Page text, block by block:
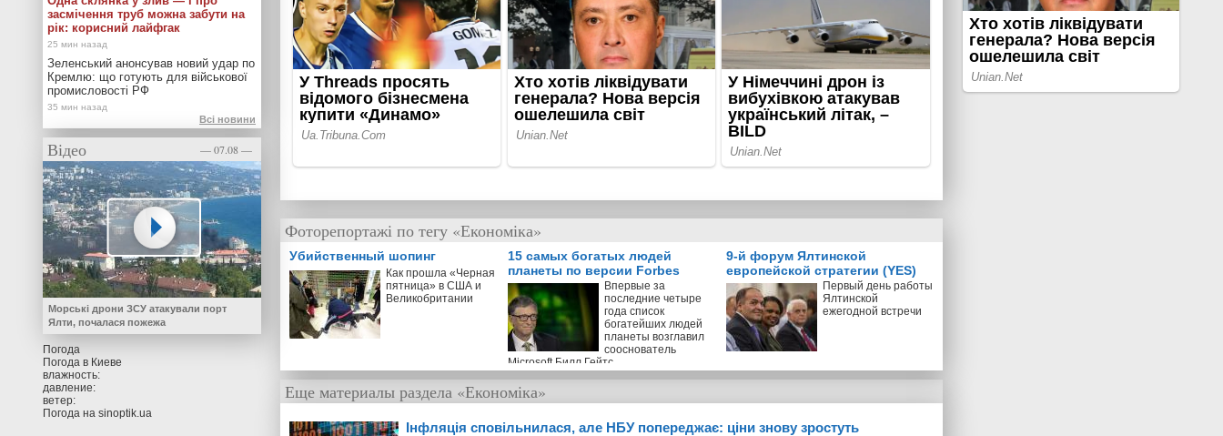
Фоторепортажі по тегу «Економіка»
Убийственный шопинг
Как прошла «Черная
пятница» в США и
Великобритании
15 самых богатых людей
планеты по версии Forbes
Впервые за
последние четыре
года список
богатейших людей
планеты возглавил
сооснователь
Microsoft Билл Гейтс
9-й форум Ялтинской
европейской стратегии (YES)
Первый день работы
Ялтинской
ежегодной встречи
Еще материалы раздела «Економіка»
Інфляція сповільнилася, але НБУ попереджає: ціни знову зростуть
засмічення труб можна забути на
рік: корисний лайфгак
Зеленський анонсував новий удар по
Кремлю: що готують для військової
промисловості РФ
Всі новини
Відео — 07.08 —
Морські дрони ЗСУ атакували порт
Ялти, почалася пожежа
Погода
Погода в Киеве
влажность:
давление:
ветер:
Погода на sinoptik.ua